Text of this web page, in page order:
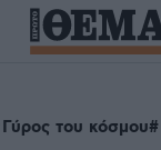
Γύρος του κόσμου